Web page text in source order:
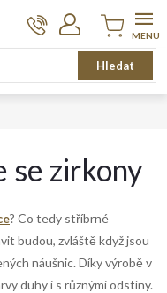
Hledat
Nákupní
košík
se zirkony
? Co tedy stříbrné
budou, zvláště když jsou
náušnic. Díky výrobě v
duhy i s různými odstíny.